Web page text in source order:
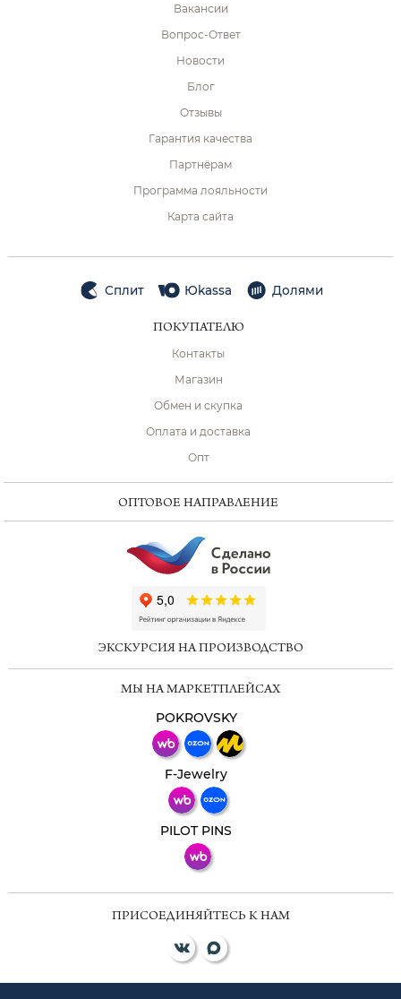
Вакансии
Вопрос-Ответ
Новости
Блог
Отзывы
Гарантия качества
Партнёрам
Программа лояльности
Карта сайта
Сплит Юkassa Долями
ПОКУПАТЕЛЮ
Контакты
Магазин
Обмен и скупка
Оплата и доставка
Опт
ОПТОВОЕ НАПРАВЛЕНИЕ
ЭКСКУРСИЯ НА ПРОИЗВОДСТВО
МЫ НА МАРКЕТПЛЕЙСАХ
POKROVSKY
F-Jewelry
PILOT PINS
ПРИСОЕДИНЯЙТЕСЬ К НАМ